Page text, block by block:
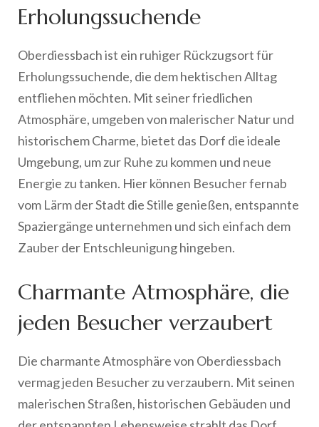
Erholungssuchende
Oberdiessbach ist ein ruhiger Rückzugsort für
Erholungssuchende, die dem hektischen Alltag
entfliehen möchten. Mit seiner friedlichen
Atmosphäre, umgeben von malerischer Natur und
historischem Charme, bietet das Dorf die ideale
Umgebung, um zur Ruhe zu kommen und neue
Energie zu tanken. Hier können Besucher fernab
vom Lärm der Stadt die Stille genießen, entspannte
Spaziergänge unternehmen und sich einfach dem
Zauber der Entschleunigung hingeben.
Charmante Atmosphäre, die
jeden Besucher verzaubert
Die charmante Atmosphäre von Oberdiessbach
vermag jeden Besucher zu verzaubern. Mit seinen
malerischen Straßen, historischen Gebäuden und